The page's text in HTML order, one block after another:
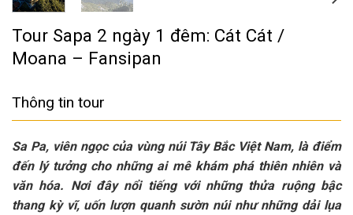
Tour Sapa 2 ngày 1 đêm: Cát Cát /
Moana – Fansipan
Thông tin tour
Sa Pa, viên ngọc của vùng núi Tây Bắc Việt Nam, là điểm
đến lý tưởng cho những ai mê khám phá thiên nhiên và
văn hóa. Nơi đây nổi tiếng với những thửa ruộng bậc
thang kỳ vĩ, uốn lượn quanh sườn núi như những dải lụa